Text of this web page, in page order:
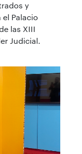
y
Palacio
las XIII
Judicial.